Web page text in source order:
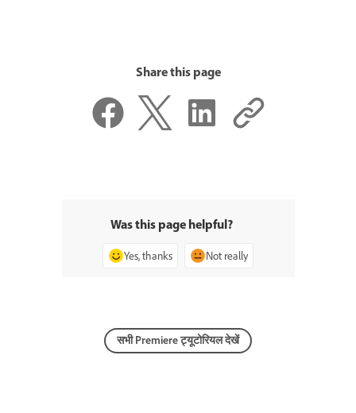
Share this page
Was this page helpful?
Yes, thanks Not really
सभी Premiere ट्यूटोरियल देखें